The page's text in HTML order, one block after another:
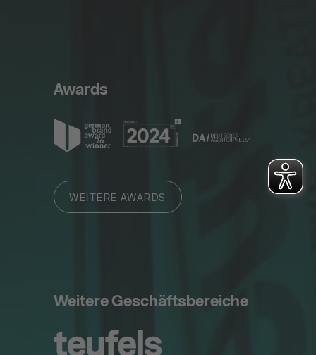
Awards
WEITERE AWARDS
Weitere Geschäftsbereiche